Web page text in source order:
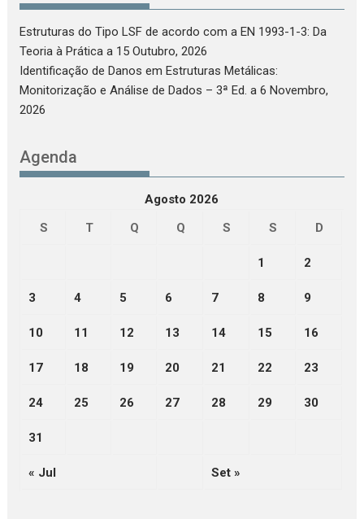
Estruturas do Tipo LSF de acordo com a EN 1993-1-3: Da
Teoria à Prática a 15 Outubro, 2026
Identificação de Danos em Estruturas Metálicas:
Monitorização e Análise de Dados – 3ª Ed. a 6 Novembro,
2026
Agenda
Agosto 2026
S
T Q Q S S D
1 2
3 4 5 6 7 8 9
10 11 12 13 14 15 16
17 18 19 20 21 22 23
24 25 26 27 28 29 30
31
« Jul Set »